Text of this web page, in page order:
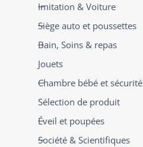
Imitation & Voiture
Siège auto et poussettes
Bain, Soins & repas
Jouets
Chambre bébé et sécurité
Sélection de produit
Éveil et poupées
Société & Scientifiques